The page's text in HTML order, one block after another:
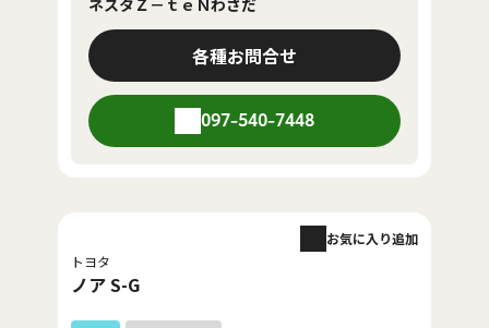
ネスタＺ－ｔｅＮわさだ
各種お問合せ
097-540-7448
トヨタ
ノア S-G
お気に入り追加